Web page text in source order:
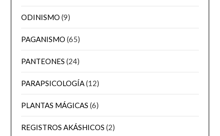
ODINISMO (9)
PAGANISMO (65)
PANTEONES (24)
PARAPSICOLOGÍA(12)
PLANTAS MÁGICAS (6)
REGISTROS AKÁSHICOS (2)